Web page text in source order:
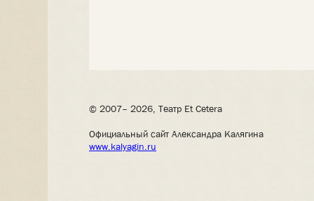
© 2007– 2026, Театр Et Cetera
Официальный сайт Александра Калягина
www.kalyagin.ru